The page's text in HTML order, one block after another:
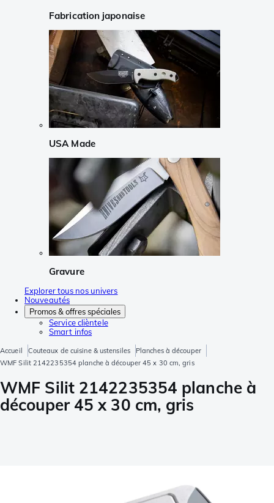
Fabrication japonaise
USA Made
Gravure
Explorer tous nos univers
Nouveautés
Promos & offres spéciales
Service clièntele
Smart infos
Accueil Couteaux de cuisine & ustensiles
Planches à découper
WMF Silit 2142235354 planche à découper 45 x 30 cm, gris
WMF Silit 2142235354 planche à
découper 45 x 30 cm, gris